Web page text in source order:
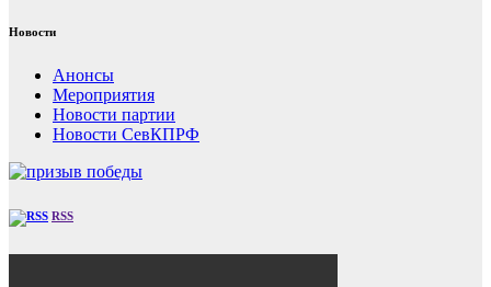
Новости
Анонсы
Мероприятия
Новости партии
Новости СевКПРФ
RSS